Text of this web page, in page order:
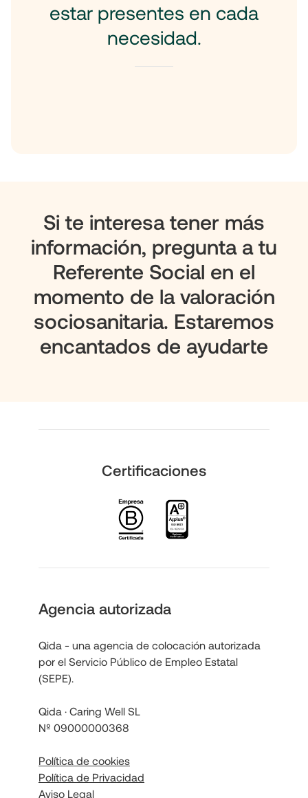
estar presentes en cada
necesidad.
Si te interesa tener más
información, pregunta a tu
Referente Social en el
momento de la valoración
sociosanitaria. Estaremos
encantados de ayudarte
Certificaciones
Agencia autorizada
Qida - una agencia de colocación autorizada
por el Servicio Público de Empleo Estatal
(SEPE).
Qida · Caring Well SL
Nº 09000000368
Política de cookies
Política de Privacidad
Aviso Legal